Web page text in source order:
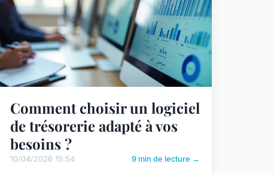
Comment choisir un logiciel
de trésorerie adapté à vos
besoins ?
10/04/2026 15:54 9 min de lecture →